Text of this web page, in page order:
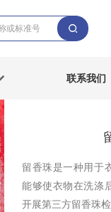
联系我们
留香珠是一种用于
能够使衣物在洗涤
开展第三方留香珠检